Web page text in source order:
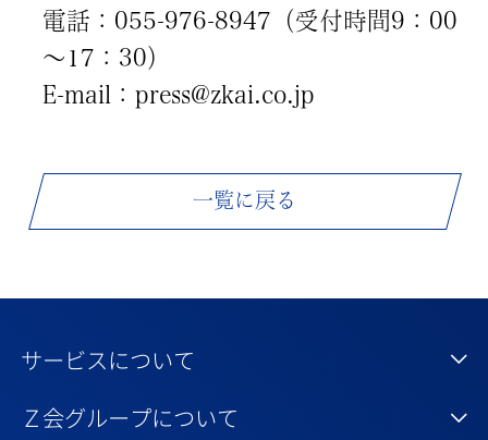
電話：055-976-8947（受付時間9：00
～17：30）
E-mail：press@zkai.co.jp
一覧に戻る
サービスについて
Ｚ会グループについて